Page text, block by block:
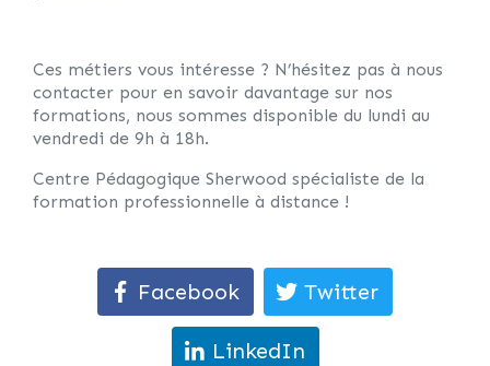
Ces métiers vous intéresse ? N’hésitez pas à nous
contacter pour en savoir davantage sur nos
formations, nous sommes disponible du lundi au
vendredi de 9h à 18h.
Centre Pédagogique Sherwood spécialiste de la
formation professionnelle à distance !
Facebook Twitter
LinkedIn